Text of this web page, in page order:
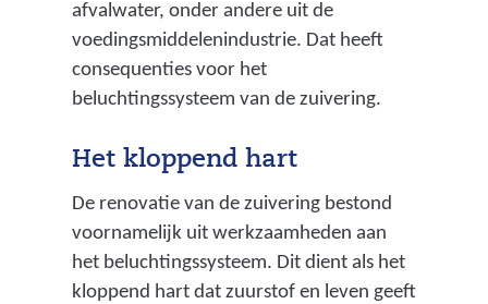
afvalwater, onder andere uit de
voedingsmiddelenindustrie. Dat heeft
consequenties voor het
beluchtingssysteem van de zuivering.
Het kloppend hart
De renovatie van de zuivering bestond
voornamelijk uit werkzaamheden aan
het beluchtingssysteem. Dit dient als het
kloppend hart dat zuurstof en leven geeft